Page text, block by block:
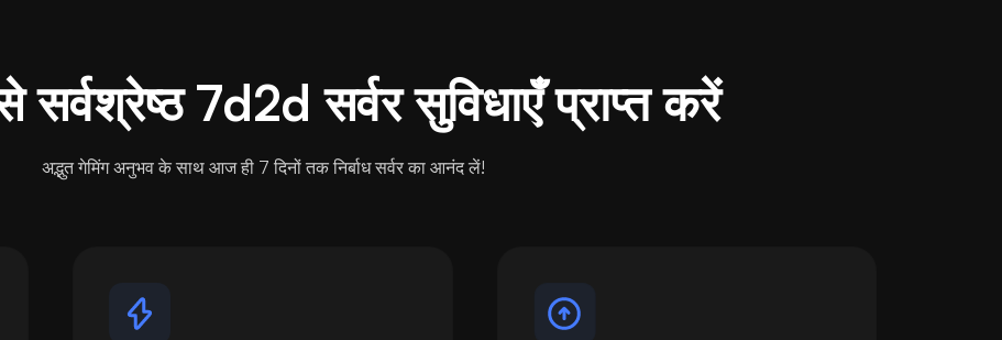
सर्वश्रेष्ठ 7d2d सर्वर सुविधाएँ प्राप्त करें
अद्भुत गेमिंग अनुभव के साथ आज ही 7 दिनों तक निर्बाध सर्वर का आनंद लें!